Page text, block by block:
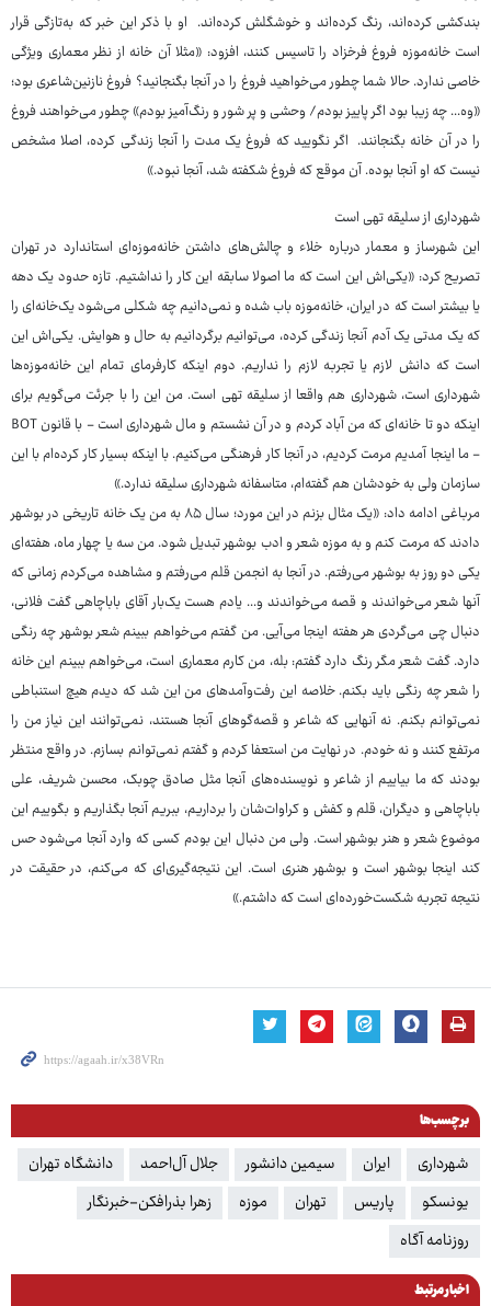
بندکشی کرده‌اند، رنگ کرده‌اند و خوشگلش کرده‌اند. او با ذکر این خبر که به‌تازگی قرار
است خانه‌موزه فروغ فرخزاد را تاسیس کنند، افزود: «مثلا آن خانه از نظر معماری ویژگی
خاصی ندارد. حالا شما چطور می‌خواهید فروغ را در آنجا بگنجانید؟ فروغ نازنین‌شاعری بود؛
«وه... چه زیبا بود اگر پاییز بودم/ وحشی و پر شور و رنگ‌آمیز بودم» چطور می‌خواهند فروغ
را در آن خانه بگنجانند. اگر نگویید که فروغ یک مدت را آنجا زندگی کرده، اصلا مشخص
نیست که او آنجا بوده. آن موقع که فروغ شکفته شد، آنجا نبود.»
شهرداری از سلیقه تهی است
این شهرساز و معمار درباره خلاء و چالش‌های داشتن خانه‌موزه‌ای استاندارد در تهران
تصریح کرد: «یکی‌اش این است که ما اصولا سابقه این کار را نداشتیم. تازه حدود یک دهه
یا بیشتر است که در ایران، خانه‌موزه باب شده و نمی‌دانیم چه شکلی می‌شود یک‌خانه‌ای را
که یک مدتی یک آدم آنجا زندگی کرده، می‌توانیم برگردانیم به حال و هوایش. یکی‌اش این
است که دانش لازم یا تجربه لازم را نداریم. دوم اینکه کارفرمای تمام این خانه‌موزه‌ها
شهرداری است، شهرداری هم واقعا از سلیقه تهی است. من این را با جرئت می‌گویم برای
اینکه دو تا خانه‌ای که من آباد کردم و در آن نشستم و مال شهرداری است - با قانون BOT
- ما اینجا آمدیم مرمت کردیم، در آنجا کار فرهنگی می‌کنیم. با اینکه بسیار کار کرده‌ام با این
سازمان ولی به خودشان هم گفته‌ام، متاسفانه شهرداری سلیقه ندارد.»
مرباغی ادامه داد: «یک مثال بزنم در این مورد؛ سال ۸۵ به من یک خانه تاریخی در بوشهر
دادند که مرمت کنم و به موزه شعر و ادب بوشهر تبدیل شود. من سه یا چهار ماه، هفته‌ای
یکی دو روز به بوشهر می‌رفتم. در آنجا به انجمن قلم می‌رفتم و مشاهده می‌کردم زمانی که
آنها شعر می‌خواندند و قصه می‌خواندند و... یادم هست یک‌بار آقای باباچاهی گفت فلانی،
دنبال چی می‌گردی هر هفته اینجا می‌آیی. من گفتم می‌خواهم ببینم شعر بوشهر چه رنگی
دارد. گفت شعر مگر رنگ دارد گفتم: بله، من کارم معماری است، می‌خواهم ببینم این خانه
را شعر چه رنگی باید بکنم. خلاصه این رفت‌وآمدهای من این شد که دیدم هیچ استنباطی
نمی‌توانم بکنم. نه آنهایی که شاعر و قصه‌گوهای آنجا هستند، نمی‌توانند این نیاز من را
مرتفع کنند و نه خودم. در نهایت من استعفا کردم و گفتم نمی‌توانم بسازم. در واقع منتظر
بودند که ما بیاییم از شاعر و نویسنده‌های آنجا مثل صادق چوبک، محسن شریف، علی
باباچاهی و دیگران، قلم و کفش و کراوات‌شان را برداریم، ببریم آنجا بگذاریم و بگوییم این
موضوع شعر و هنر بوشهر است. ولی من دنبال این بودم کسی که وارد آنجا می‌شود حس
کند اینجا بوشهر است و بوشهر هنری است. این نتیجه‌گیری‌ای که می‌کنم، در حقیقت در
نتیجه تجربه شکست‌خورده‌ای است که داشتم.»
برچسب‌ها
شهرداری ایران سیمین دانشور جلال آل‌احمد
دانشگاه تهران
یونسکو
پاریس تهران موزه
زهرا بذرافکن-خبرنگار
روزنامه آگاه
اخبار مرتبط